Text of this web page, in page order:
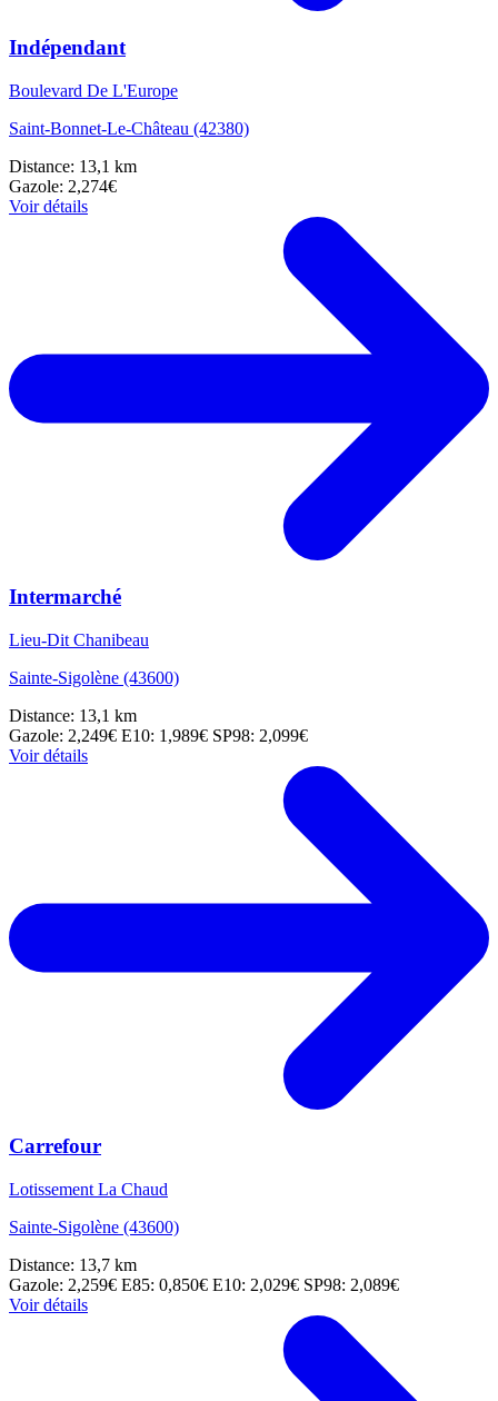
Indépendant
Boulevard De L'Europe
Saint-Bonnet-Le-Château (42380)
Distance: 13,1 km
Gazole: 2,274€
Voir détails
Intermarché
Lieu-Dit Chanibeau
Sainte-Sigolène (43600)
Distance: 13,1 km
Gazole: 2,249€ E10: 1,989€ SP98: 2,099€
Voir détails
Carrefour
Lotissement La Chaud
Sainte-Sigolène (43600)
Distance: 13,7 km
Gazole: 2,259€ E85: 0,850€ E10: 2,029€ SP98: 2,089€
Voir détails